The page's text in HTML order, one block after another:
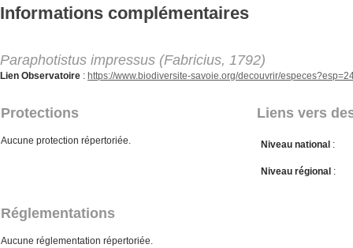
Aller au contenu principal
Informations complémentaires
Paraphotistus impressus (Fabricius, 1792)
Lien Observatoire : https://www.biodiversite-savoie.org/decouvrir/
Protections Liens vers
Aucune protection répertoriée. Niveau national :
Niveau régional :
Réglementations
Aucune réglementation répertoriée.